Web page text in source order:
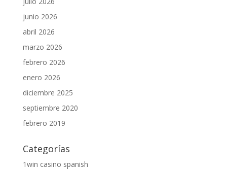
junio 2026
abril 2026
marzo 2026
febrero 2026
enero 2026
diciembre 2025
septiembre 2020
febrero 2019
Categorías
1win casino spanish